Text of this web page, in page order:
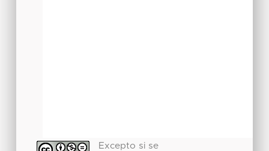
Excepto si se